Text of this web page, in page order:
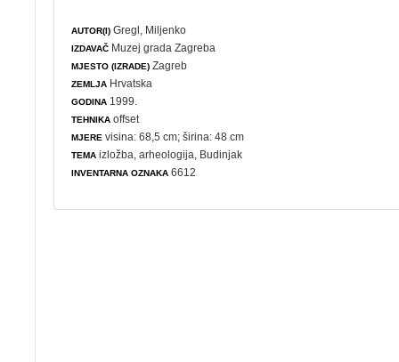
AUTOR(I) Gregl, Miljenko
IZDAVAČ Muzej grada Zagreba
MJESTO (IZRADE) Zagreb
ZEMLJA Hrvatska
GODINA 1999.
TEHNIKA offset
MJERE visina: 68,5 cm; širina: 48 cm
TEMA izložba ,arheologija , Budinjak
INVENTARNA OZNAKA 6612